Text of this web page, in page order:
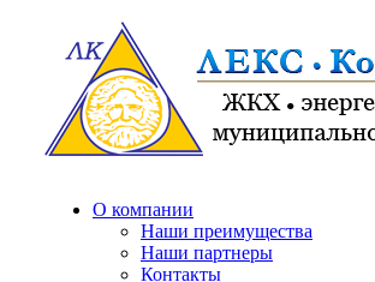
О компании
Наши преимущества
Наши партнеры
Контакты